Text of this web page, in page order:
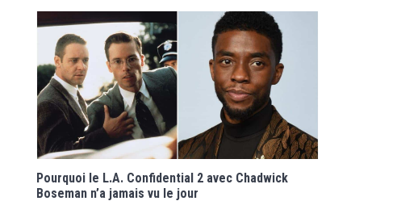
Pourquoi le L.A. Confidential 2 avec Chadwick
Boseman n’a jamais vu le jour